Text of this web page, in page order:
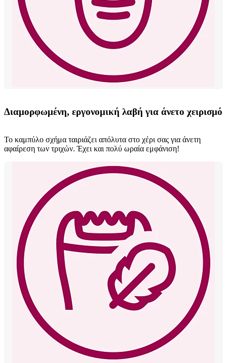
Διαμορφωμένη, εργονομική λαβή για άνετο χειρισμό
Το καμπύλο σχήμα ταιριάζει απόλυτα στο χέρι σας για άνετη
αφαίρεση των τριχών. Έχει και πολύ ωραία εμφάνιση!